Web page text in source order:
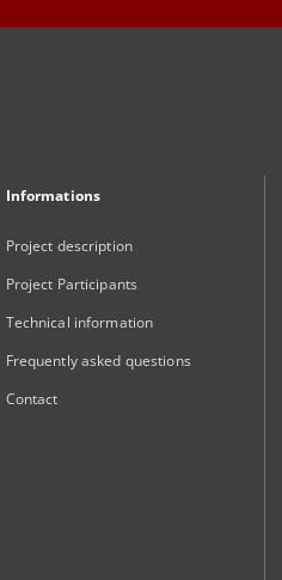
Informations
Project description
Project Participants
Technical information
Frequently asked questions
Contact